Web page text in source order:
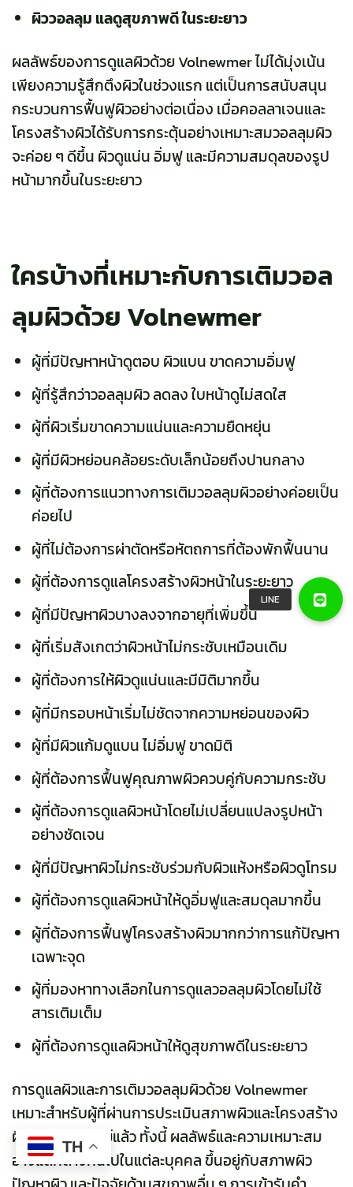
ผิววอลลุม แลดูสุขภาพดี ในระยะยาว
ผลลัพธ์ของการดูแลผิวด้วย Volnewmer ไม่ได้มุ่งเน้น
เพียงความรู้สึกตึงผิวในช่วงแรก แต่เป็นการสนับสนุน
กระบวนการฟื้นฟูผิวอย่างต่อเนื่อง เมื่อคอลลาเจนและ
โครงสร้างผิวได้รับการกระตุ้นอย่างเหมาะสมวอลลุมผิว
จะค่อย ๆ ดีขึ้น ผิวดูแน่น อิ่มฟู และมีความสมดุลของรูป
หน้ามากขึ้นในระยะยาว
ใครบ้างที่เหมาะกับการเติมวอล
ลุมผิวด้วย Volnewmer
ผู้ที่มีปัญหาหน้าดูตอบ ผิวแบน ขาดความอิ่มฟู
ผู้ที่รู้สึกว่าวอลลุมผิว ลดลง ใบหน้าดูไม่สดใส
ผู้ที่ผิวเริ่มขาดความแน่นและความยืดหยุ่น
ผู้ที่มีผิวหย่อนคล้อยระดับเล็กน้อยถึงปานกลาง
ผู้ที่ต้องการแนวทางการเติมวอลลุมผิวอย่างค่อยเป็น
ค่อยไป
ผู้ที่ไม่ต้องการผ่าตัดหรือหัตถการที่ต้องพักฟื้นนาน
ผู้ที่ต้องการดูแลโครงสร้างผิวหน้าในระยะยาว
ผู้ที่มีปัญหาผิวบางลงจากอายุที่เพิ่มขึ้น
ผู้ที่เริ่มสังเกตว่าผิวหน้าไม่กระชับเหมือนเดิม
ผู้ที่ต้องการให้ผิวดูแน่นและมีมิติมากขึ้น
ผู้ที่มีกรอบหน้าเริ่มไม่ชัดจากความหย่อนของผิว
ผู้ที่มีผิวแก้มดูแบน ไม่อิ่มฟู ขาดมิติ
ผู้ที่ต้องการฟื้นฟูคุณภาพผิวควบคู่กับความกระชับ
ผู้ที่ต้องการดูแลผิวหน้าโดยไม่เปลี่ยนแปลงรูปหน้า
อย่างชัดเจน
ผู้ที่มีปัญหาผิวไม่กระชับร่วมกับผิวแห้งหรือผิวดูโทรม
ผู้ที่ต้องการดูแลผิวหน้าให้ดูอิ่มฟูและสมดุลมากขึ้น
ผู้ที่ต้องการฟื้นฟูโครงสร้างผิวมากกว่าการแก้ปัญหา
เฉพาะจุด
ผู้ที่มองหาทางเลือกในการดูแลวอลลุมผิวโดยไม่ใช้
สารเติมเต็ม
ผู้ที่ต้องการดูแลผิวหน้าให้ดูสุขภาพดีในระยะยาว
การดูแลผิวและการเติมวอลลุมผิวด้วย Volnewmer
เหมาะสำหรับผู้ที่ผ่านการประเมินสภาพผิวและโครงสร้าง
ผิวหน้าโดยแพทย์แล้ว ทั้งนี้ ผลลัพธ์และความเหมาะสม
อาจแตกต่างกันไปในแต่ละบุคคล ขึ้นอยู่กับสภาพผิว
TH